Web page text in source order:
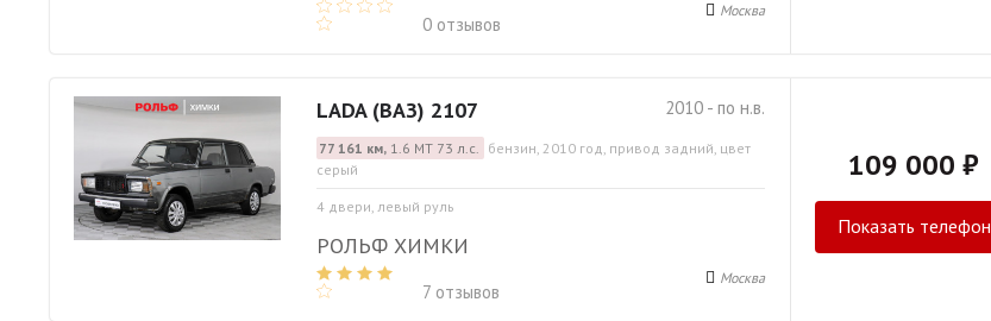
0 отзывов
Москва
2010 - по н.в.
LADA (ВАЗ) 2107
77 161 км,1.6 МТ 73 л.с. бензин, 2010 год, привод задний, цвет
серый
4 двери, левый руль
РОЛЬФ ХИМКИ
7 отзывов
Москва
109 000 ₽
Показать телефон